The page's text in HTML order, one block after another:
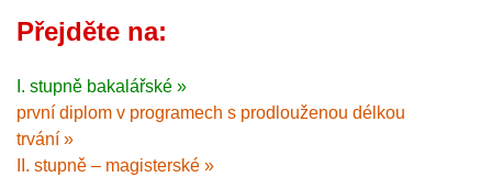
Přejděte na:
I. stupně bakalářské »
první diplom v programech s prodlouženou délkou
trvání »
II. stupně – magisterské »